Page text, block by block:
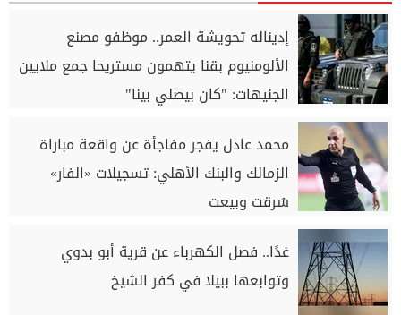
إديناله تحويشة العمر.. موظفو مصنع
الألومنيوم بقنا يتهمون مستريحا جمع ملايين
الجنيهات: "كان بيصلي بينا"
محمد عادل يفجر مفاجأة عن واقعة مباراة
الزمالك والبنك الأهلي: تسجيلات «الفار»
سُرقت وبيعت
غدًا.. فصل الكهرباء عن قرية أبو بدوي
وتوابعها ببيلا في كفر الشيخ